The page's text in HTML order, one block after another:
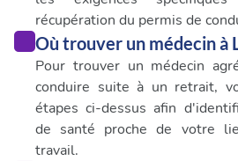
récupération du permis de
Où trouver un médecin à
Pour trouver un médecin
conduire suite à un retrait,
étapes ci-dessus afin
de santé proche de votre
travail.